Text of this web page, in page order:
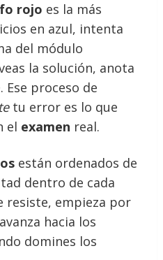
rojo es la más
en azul, intenta
del módulo
la solución, anota
proceso de
tu error es lo que
el examen real.
están ordenados de
dentro de cada
resiste, empieza por
hacia los
domines los